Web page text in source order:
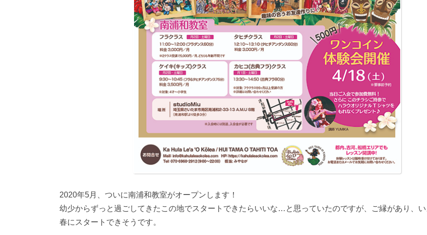
2020年5月、ついに南浦和教室がオープンします！
幼少からずっと過ごしてきたこの地でスタートできたらいいな…と思っていたのですが、ご縁があり、
春にスタートできそうです。